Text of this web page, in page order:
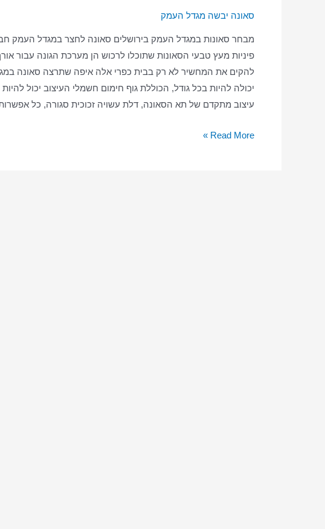
סאונה יבשה מגדל העמק
מבחר סאונות במגדל העמק בירושלים סאונה לחצר במגדל העמק
פיניות מעץ טבעי הסאונות שתוכלו לרכוש הן מערכת הגונה עבור
להקים את המחשיר לא רק בבית כפרי אלה איפה שתרצה סאונה
יכולה להיות בכל גודל, הכוללת גוף חימום חשמלי העיצוב יכול
עיצוב מתקדם של תא הסאונה, דלת עשויה זכוכית סגורה, כל
סאונה
Read More »